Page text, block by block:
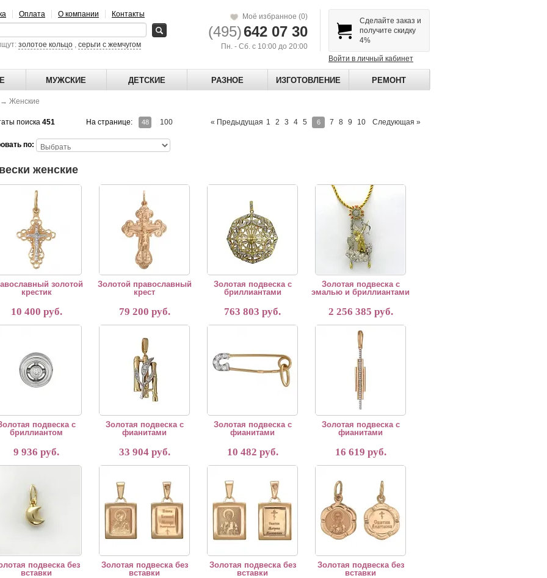
Оплата О компании Контакты
золотое кольцо , серьги с жемчугом
Моё избранное (0)
(495)642 07 30
Пн. - Сб. с 10:00 до 20:00
Сделайте заказ и
получите скидку
4%
Войти в личный кабинет
МУЖСКИЕ ДЕТСКИЕ РАЗНОЕ ИЗГОТОВЛЕНИЕ РЕМОНТ
→ Женские
поиска 451 На странице: 48 100 « Предыдущая 1 2 3 4 5 6 7 8 9 10 Следующая »
по:
женские
золотой крестик
золотой
крестик
10 400 руб.
Золотой православный крест
Золотой православный
крест
79 200 руб.
Золотая подвеска с бриллиантами
Золотая подвеска с
бриллиантами
763 803 руб.
Золотая подвеска с эмалью и бриллиантами
Золотая подвеска с
эмалью и бриллиантами
2 256 385 руб.
подвеска с бриллиантом
подвеска с
бриллиантом
9 936 руб.
Золотая подвеска с фианитами
Золотая подвеска с
фианитами
33 904 руб.
Золотая подвеска с фианитами
Золотая подвеска с
фианитами
10 482 руб.
Золотая подвеска с фианитами
Золотая подвеска с
фианитами
16 619 руб.
подвеска без вставки
подвеска без
вставки
Золотая подвеска без вставки
Золотая подвеска без
вставки
Золотая подвеска без вставки
Золотая подвеска без
вставки
Золотая подвеска без вставки
Золотая подвеска без
вставки